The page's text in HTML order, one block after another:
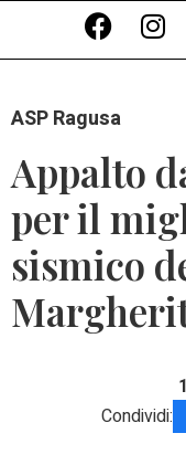
ASP Ragusa
Appalto
per il
sismico
Condividi: